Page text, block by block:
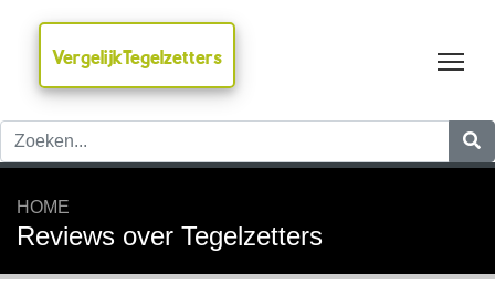
VergelijkTegelzetters
HOME
Reviews over Tegelzetters